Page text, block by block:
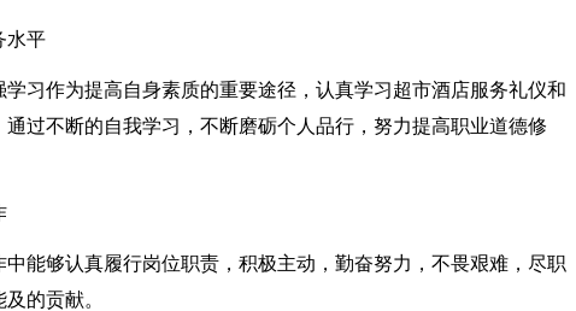
水平
习作为提高自身素质的重要途径，认真学习超市酒店服务礼仪和
过不断的自我学习，不断磨砺个人品行，努力提高职业道德修
能够认真履行岗位职责，积极主动，勤奋努力，不畏艰难，尽职
的贡献。